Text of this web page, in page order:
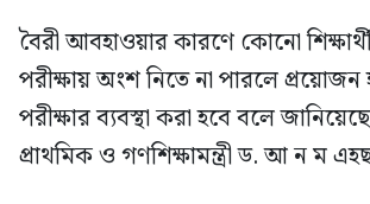
বৈরী আবহাওয়ার কারণে কোনো
পরীক্ষায় অংশ নিতে না পারলে
পরীক্ষার ব্যবস্থা করা হবে বলে
প্রাথমিক ও গণশিক্ষামন্ত্রী ড. আ ন ম